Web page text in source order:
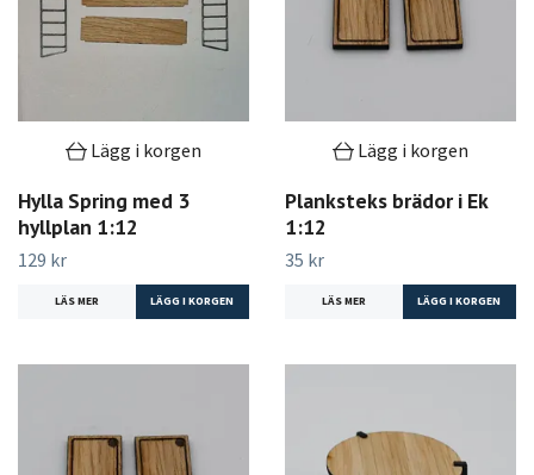
Lägg i korgen
Hylla Spring med 3
hyllplan 1:12
129 kr
LÄS MER
Lägg i korgen
Planksteks brädor i Ek
1:12
35 kr
LÄS MER